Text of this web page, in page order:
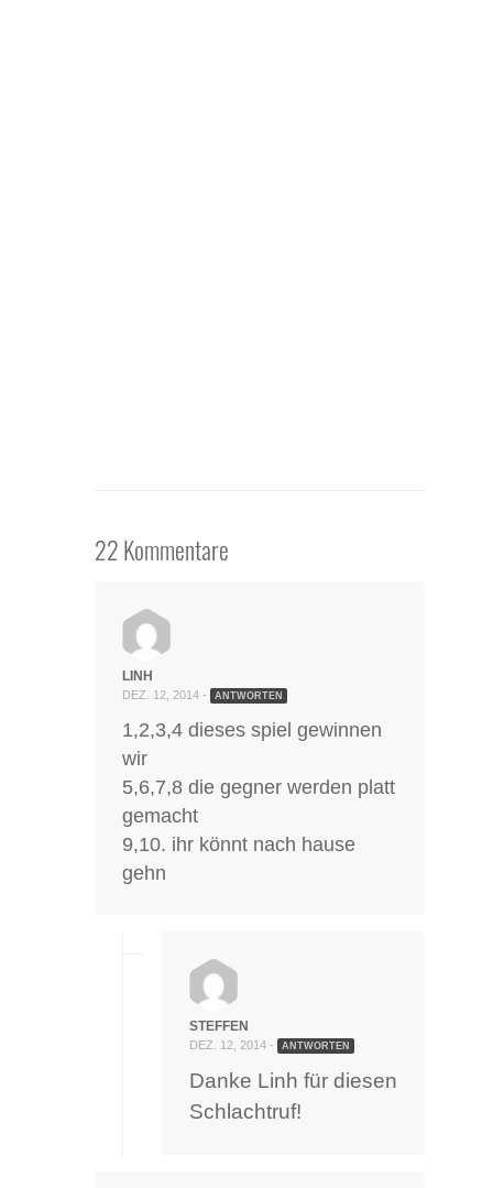
22 Kommentare
LINH
DEZ. 12, 2014 - ANTWORTEN
1,2,3,4 dieses spiel gewinnen
wir
5,6,7,8 die gegner werden platt
gemacht
9,10. ihr könnt nach hause
gehn
STEFFEN
DEZ. 12, 2014 - ANTWORTEN
Danke Linh für diesen
Schlachtruf!